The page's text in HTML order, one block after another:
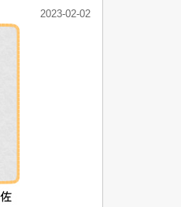
2023-02-02